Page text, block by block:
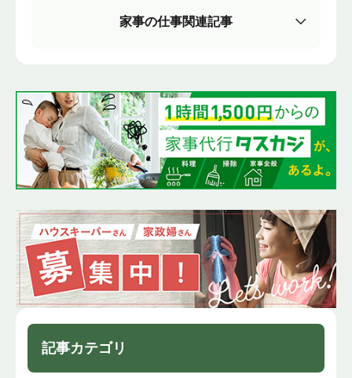
家事の仕事関連記事
記事カテゴリ